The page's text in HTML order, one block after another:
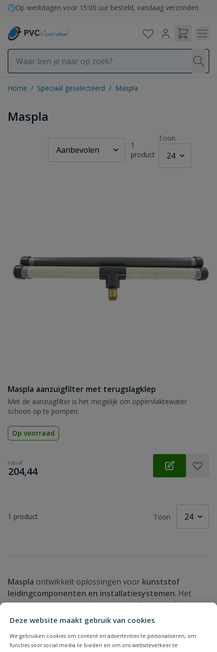
Deze website maakt gebruik van cookies
We gebruiken cookies om content en advertenties te personaliseren, om
functies voor social media te bieden en om ons websiteverkeer te
Ga naar de inhoud
Op werkdagen voor 15:00 uur besteld, vandaag verzonden
Home / Speciaal geselecteerd / Maspla
Maspla
1
product
Toon
Maspla aanzuigfilter met terugslagklep
Met de aanzuigfilter is het mogelijk om oppervlaktewater
schoon op te pompen.
Op voorraad
vanaf
€
204,44
1 product Toon
Maspla ontwikkelt oplossingen voor kunststof
leidingcomponenten en installatiesystemen. Het
assortiment omvat producten zoalskunststof
fittingen, koppelingen en aansluitcomponenten
waterinstallaties en technische systemen.